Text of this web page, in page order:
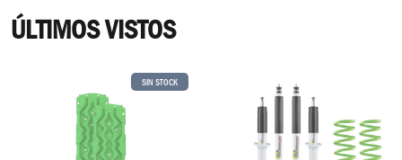
ÚLTIMOS VISTOS
SIN STOCK